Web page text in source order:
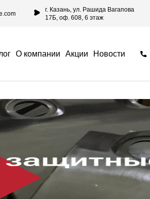
г. Казань, ул. Рашида Вагапова
17Б, оф. 608, 6 этаж
О компании Акции Новости